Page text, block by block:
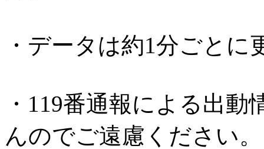
・データは約1分ごとに
・119番通報による出
んのでご遠慮ください。